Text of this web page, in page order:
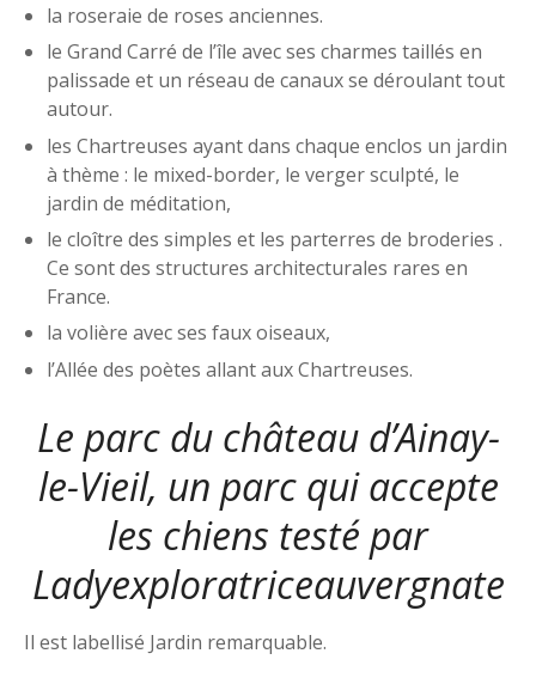
la roseraie de roses anciennes.
le Grand Carré de l’île avec ses charmes taillés en
palissade et un réseau de canaux se déroulant tout
autour.
les Chartreuses ayant dans chaque enclos un jardin
à thème : le mixed-border, le verger sculpté, le
jardin de méditation,
le cloître des simples et les parterres de broderies .
Ce sont des structures architecturales rares en
France.
la volière avec ses faux oiseaux,
l’Allée des poètes allant aux Chartreuses.
Le parc du château d’Ainay-
le-Vieil, un parc qui accepte
les chiens testé par
Ladyexploratriceauvergnate
Il est labellisé Jardin remarquable.